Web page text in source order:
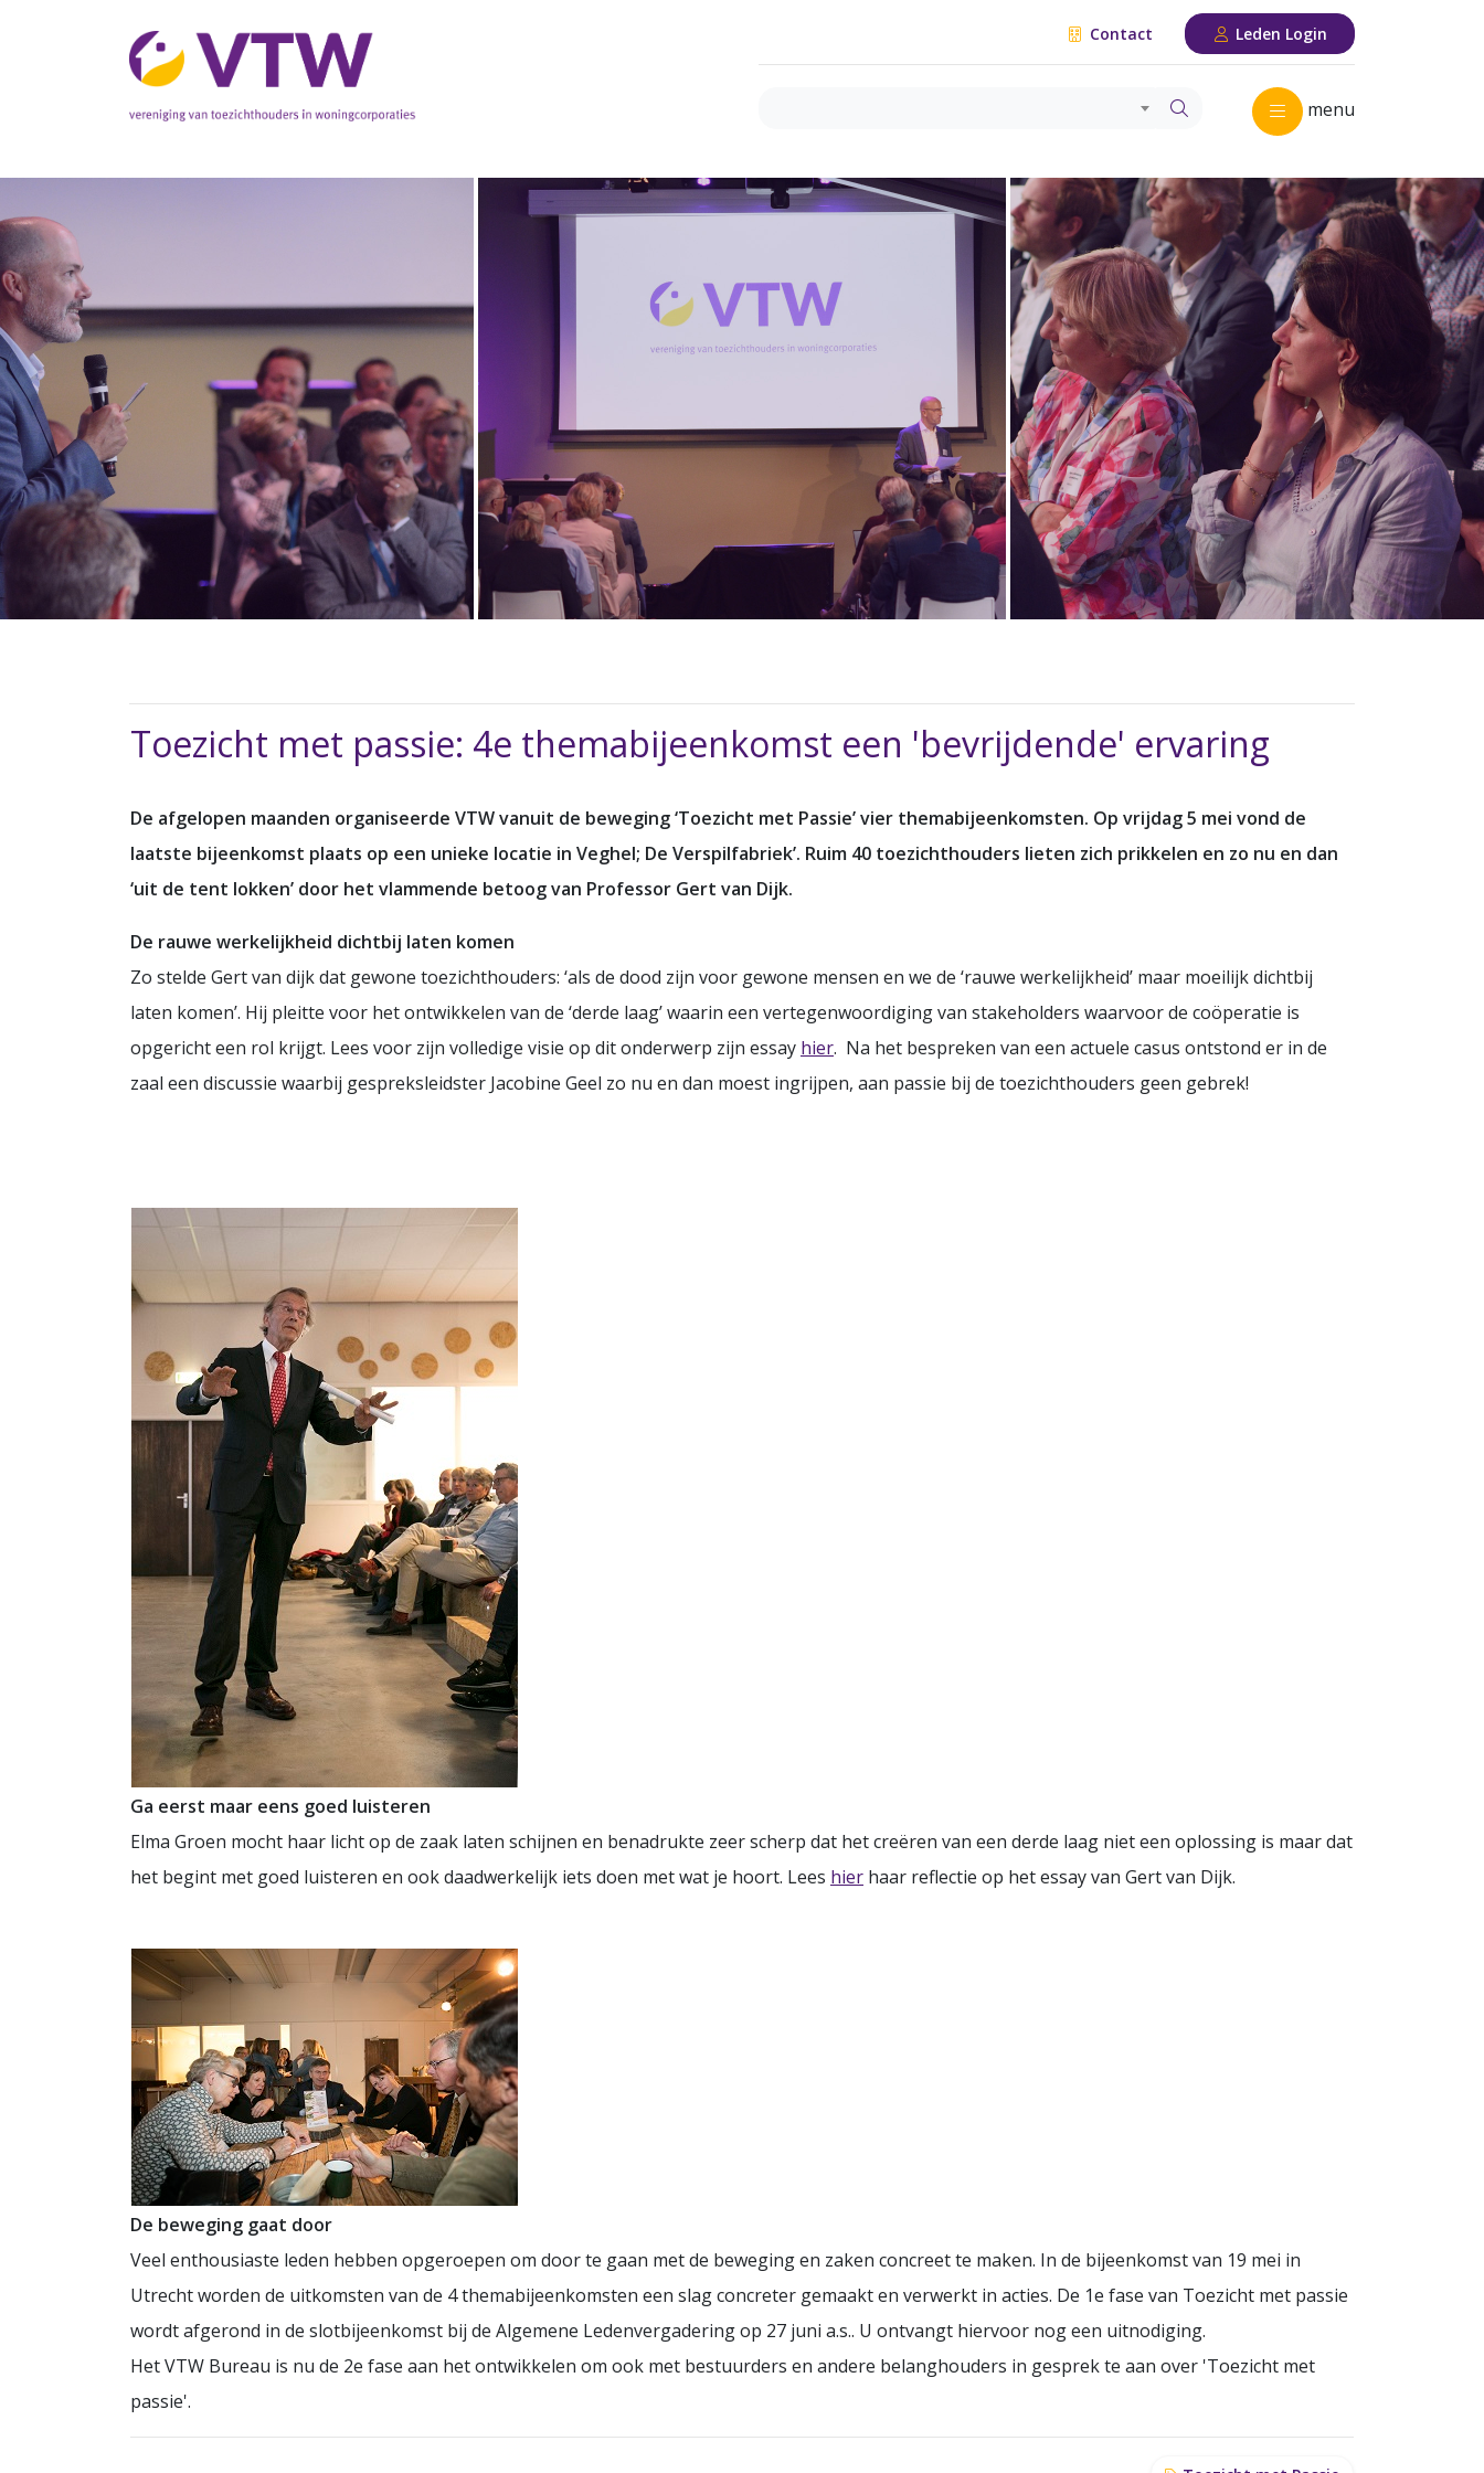
Contact Leden Login
menu
Toezicht met passie: 4e themabijeenkomst een 'bevrijdende' ervaring
De afgelopen maanden organiseerde VTW vanuit de beweging ‘Toezicht met Passie’ vier themabijeenkomsten. Op vrijdag 5 mei vond de
laatste bijeenkomst plaats op een unieke locatie in Veghel; De Verspilfabriek’. Ruim 40 toezichthouders lieten zich prikkelen en zo nu en dan
‘uit de tent lokken’ door het vlammende betoog van Professor Gert van Dijk.
De rauwe werkelijkheid dichtbij laten komen
Zo stelde Gert van dijk dat gewone toezichthouders: ‘als de dood zijn voor gewone mensen en we de ‘rauwe werkelijkheid’ maar moeilijk dichtbij
laten komen’. Hij pleitte voor het ontwikkelen van de ‘derde laag’ waarin een vertegenwoordiging van stakeholders waarvoor de coöperatie is
opgericht een rol krijgt. Lees voor zijn volledige visie op dit onderwerp zijn essay hier. Na het bespreken van een actuele casus ontstond er in de
zaal een discussie waarbij gespreksleidster Jacobine Geel zo nu en dan moest ingrijpen, aan passie bij de toezichthouders geen gebrek!
Ga eerst maar eens goed luisteren
Elma Groen mocht haar licht op de zaak laten schijnen en benadrukte zeer scherp dat het creëren van een derde laag niet een oplossing is maar dat
het begint met goed luisteren en ook daadwerkelijk iets doen met wat je hoort. Lees hier haar reflectie op het essay van Gert van Dijk.
De beweging gaat door
Veel enthousiaste leden hebben opgeroepen om door te gaan met de beweging en zaken concreet te maken. In de bijeenkomst van 19 mei in
Utrecht worden de uitkomsten van de 4 themabijeenkomsten een slag concreter gemaakt en verwerkt in acties. De 1e fase van Toezicht met passie
wordt afgerond in de slotbijeenkomst bij de Algemene Ledenvergadering op 27 juni a.s.. U ontvangt hiervoor nog een uitnodiging.
Het VTW Bureau is nu de 2e fase aan het ontwikkelen om ook met bestuurders en andere belanghouders in gesprek te aan over 'Toezicht met
passie'.